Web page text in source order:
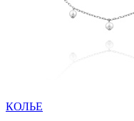
КОЛЬЕ